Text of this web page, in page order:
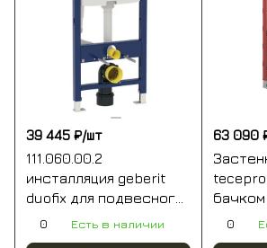
39 445 ₽/шт
111.060.00.2
инсталляция geberit
duofix для подвесного
унитаза, 112 см, со
0 Есть в наличии
63 090
бачком
0